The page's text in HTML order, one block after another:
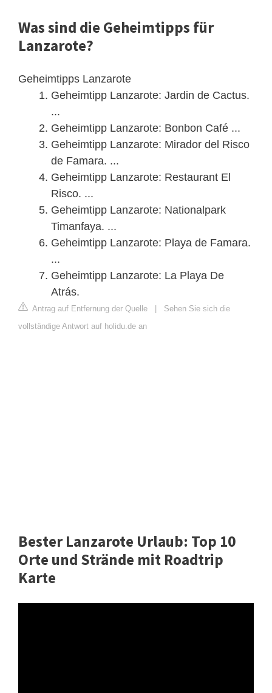
Was sind die Geheimtipps für
Lanzarote?
Geheimtipps Lanzarote
Geheimtipp Lanzarote: Jardin de Cactus.
...
Geheimtipp Lanzarote: Bonbon Café ...
Geheimtipp Lanzarote: Mirador del Risco
de Famara. ...
Geheimtipp Lanzarote: Restaurant El
Risco. ...
Geheimtipp Lanzarote: Nationalpark
Timanfaya. ...
Geheimtipp Lanzarote: Playa de Famara.
...
Geheimtipp Lanzarote: La Playa De
Atrás.
Antrag auf Entfernung der Quelle
Sehen Sie sich die
vollständige Antwort auf holidu.de an
Bester Lanzarote Urlaub: Top 10
Orte und Strände mit Roadtrip
Karte